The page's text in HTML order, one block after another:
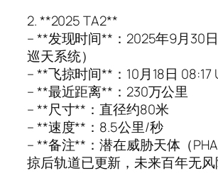
2. **2025 TA2**
– **发现时间**：2025年9月30
巡天系统）
– **飞掠时间**：10月18日 08:17
– **最近距离**：230万公里
– **尺寸**：直径约80米
– **速度**：8.5公里/秒
– **备注**：潜在威胁天体（
掠后轨道已更新，未来百年无风